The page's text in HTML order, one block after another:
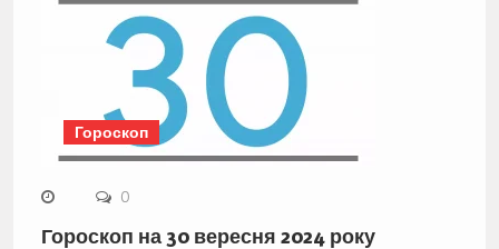
Гороскоп
0
Гороскоп на 30 вересня 2024 року